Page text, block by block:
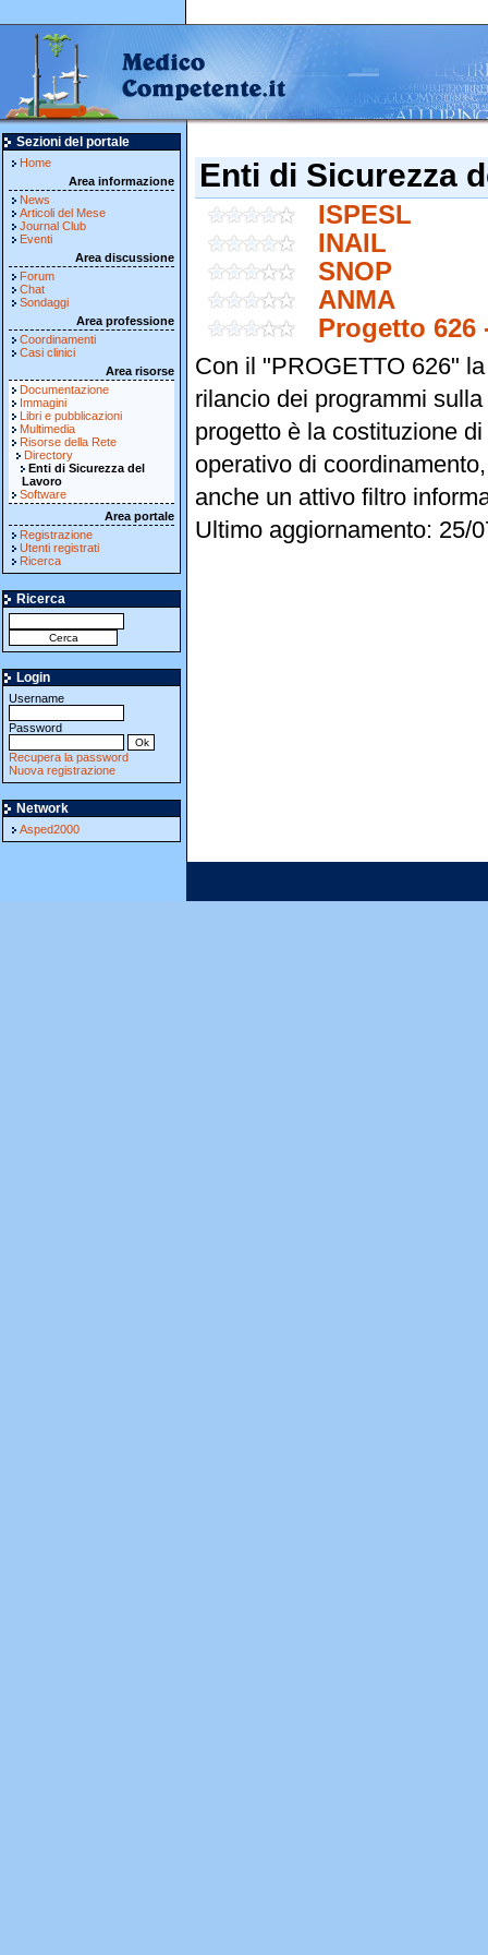
Sezioni del portale
Home
Area informazione
News
Articoli del Mese
Journal Club
Eventi
Area discussione
Forum
Chat
Sondaggi
Area professione
Coordinamenti
Casi clinici
Area risorse
Documentazione
Immagini
Libri e pubblicazioni
Multimedia
Risorse della Rete
Directory
Enti di Sicurezza del
Lavoro
Software
Area portale
Registrazione
Utenti registrati
Ricerca
Ricerca
Login
Username
Password
Recupera la password
Nuova registrazione
Network
Asped2000
Enti di Sicurezza
ISPESL
INAIL
SNOP
ANMA
Progetto 626
Con il "PROGETTO 626"
rilancio dei programmi
progetto è la costituzione
operativo di
anche un attivo filtro
Ultimo aggiornamento: 25/